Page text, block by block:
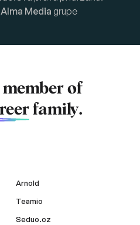
Alma Media grupe
member of
family.
Arnold
Teamio
Seduo.cz